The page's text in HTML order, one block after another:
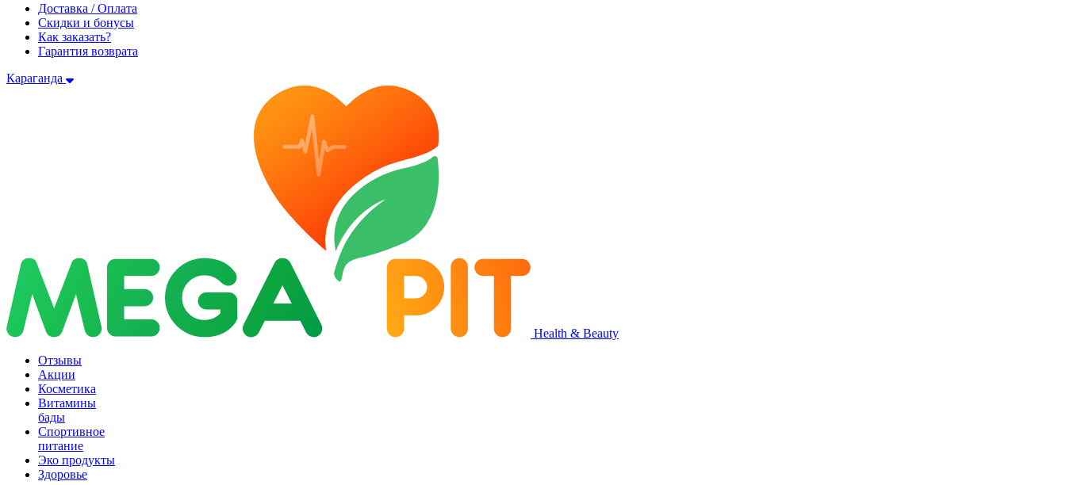
Доставка / Оплата
Скидки и бонусы
Как заказать?
Гарантия возврата
Караганда
Health & Beauty
Отзывы
Акции
Косметика
Витамины
бады
Спортивное
питание
Эко продукты
Здоровье